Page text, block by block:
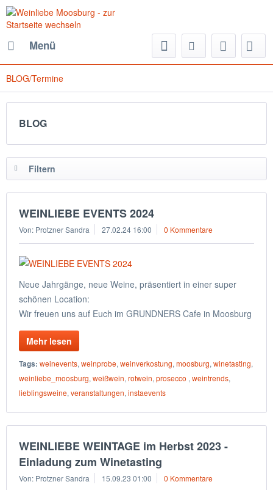
Menü
BLOG/Termine
BLOG
Filtern
WEINLIEBE EVENTS 2024
Von: Protzner Sandra 27.02.24 16:00 0 Kommentare
Neue Jahrgänge, neue Weine, präsentiert in einer super
schönen Location:
Wir freuen uns auf Euch im GRUNDNERS Cafe in Moosburg
Mehr lesen
Tags: weinevents, weinprobe, weinverkostung, moosburg, winetasting,
weinliebe_moosburg, weißwein, rotwein, prosecco , weintrends,
lieblingsweine, veranstaltungen, instaevents
WEINLIEBE WEINTAGE im Herbst 2023 -
Einladung zum Winetasting
Von: Protzner Sandra 15.09.23 01:00 0 Kommentare